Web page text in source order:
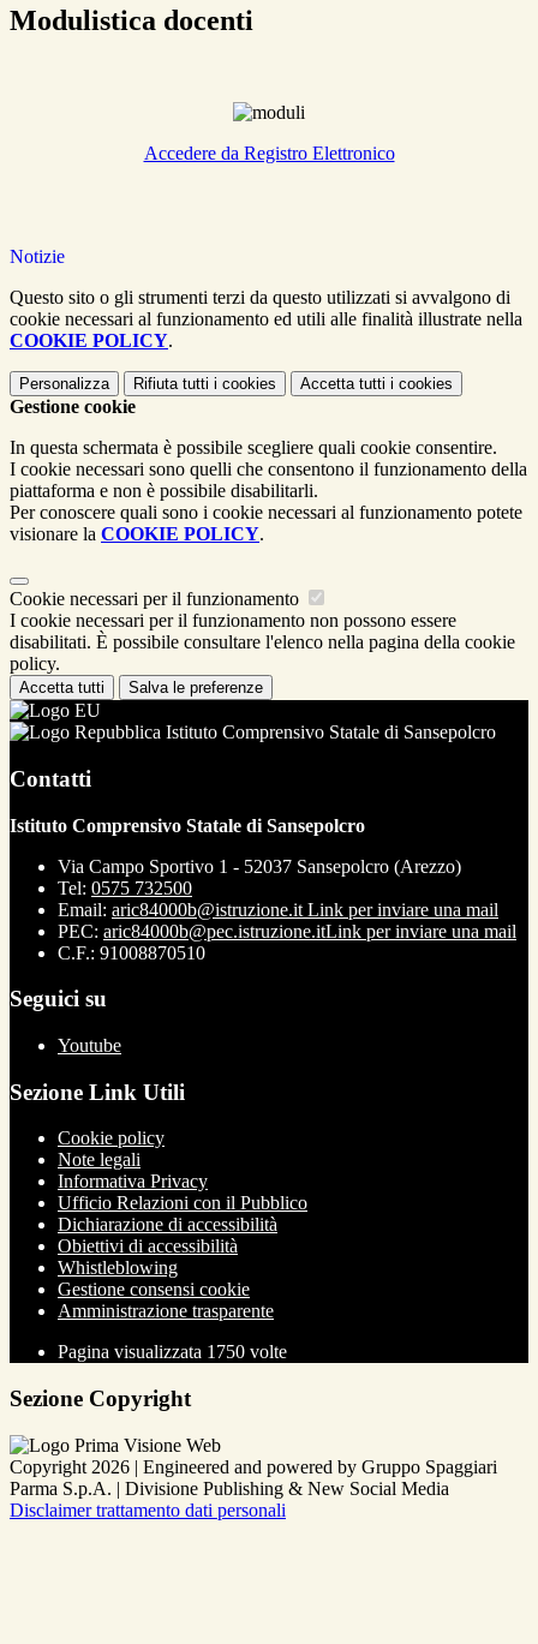
Modulistica docenti
Accedere da Registro Elettronico
Notizie
Questo sito o gli strumenti terzi da questo utilizzati si avvalgono di
cookie necessari al funzionamento ed utili alle finalità illustrate nella
COOKIE POLICY.
Personalizza Rifiuta tutti i cookies Accetta tutti i cookies
Gestione cookie
In questa schermata è possibile scegliere quali cookie consentire.
I cookie necessari sono quelli che consentono il funzionamento della
piattaforma e non è possibile disabilitarli.
Per conoscere quali sono i cookie necessari al funzionamento potete
visionare la COOKIE POLICY.
Cookie necessari per il funzionamento
I cookie necessari per il funzionamento non possono essere
disabilitati. È possibile consultare l'elenco nella pagina della cookie
policy.
Accetta tutti Salva le preferenze
Istituto Comprensivo Statale di Sansepolcro
Contatti
Istituto Comprensivo Statale di Sansepolcro
Via Campo Sportivo 1 - 52037 Sansepolcro (Arezzo)
Tel: 0575 732500
Email: aric84000b@istruzione.it Link per inviare una mail
PEC: aric84000b@pec.istruzione.itLink per inviare una mail
C.F.: 91008870510
Seguici su
Youtube
Sezione Link Utili
Cookie policy
Note legali
Informativa Privacy
Ufficio Relazioni con il Pubblico
Dichiarazione di accessibilità
Obiettivi di accessibilità
Whistleblowing
Gestione consensi cookie
Amministrazione trasparente
Pagina visualizzata 1750 volte
Sezione Copyright
Copyright 2026 | Engineered and powered by Gruppo Spaggiari
Parma S.p.A. | Divisione Publishing & New Social Media
Disclaimer trattamento dati personali